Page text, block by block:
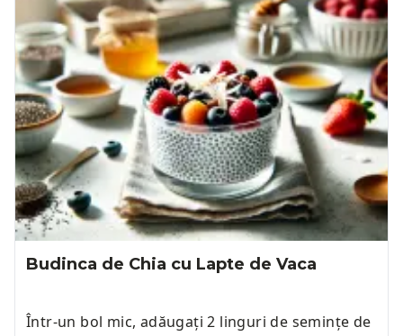
Budinca de Chia cu Lapte de Vaca
Într-un bol mic, adăugați 2 linguri de semințe de